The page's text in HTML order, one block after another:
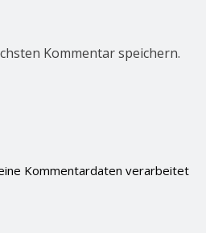
Kommentar speichern.
Kommentardaten verarbeitet